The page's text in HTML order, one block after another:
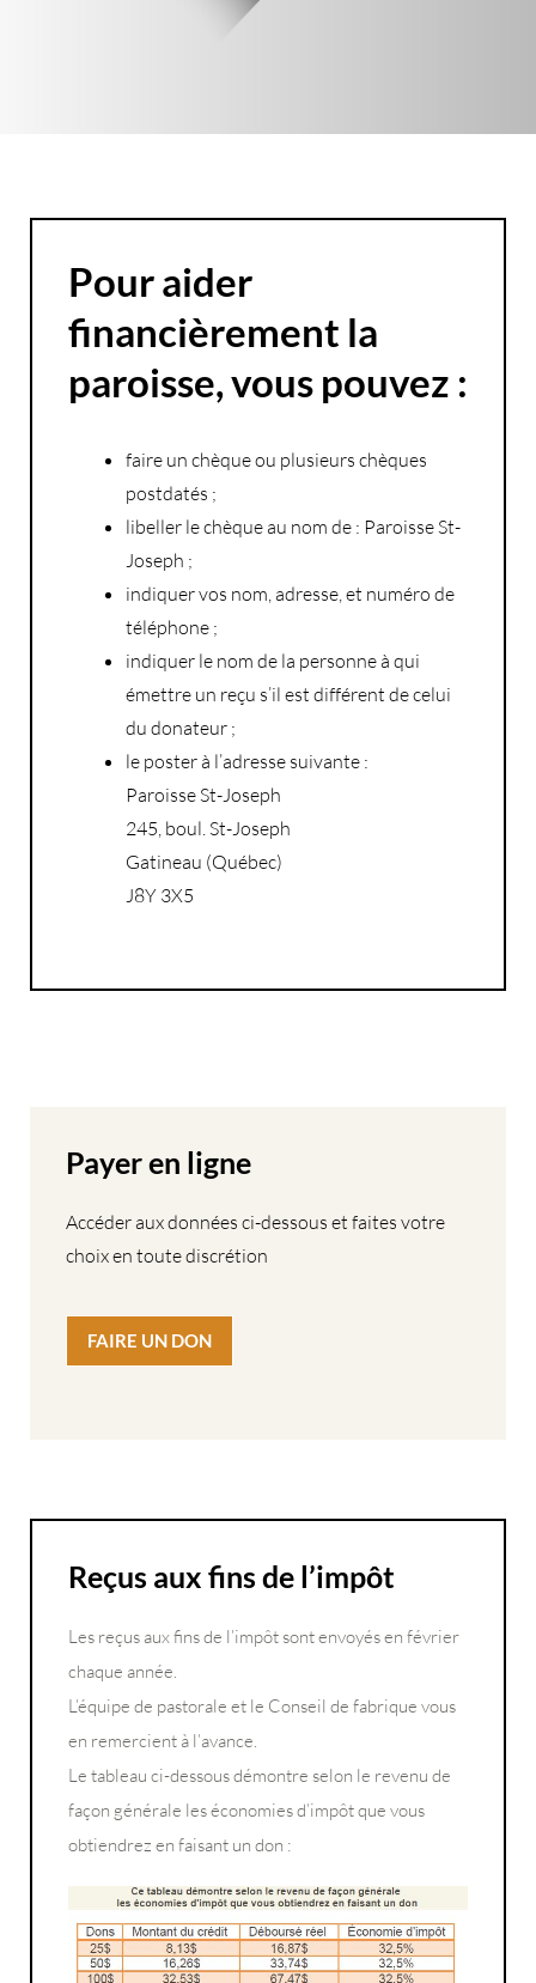
Pour aider
financièrement la
paroisse, vous pouvez :
faire un chèque ou plusieurs chèques
postdatés ;
libeller le chèque au nom de : Paroisse St-
Joseph ;
indiquer vos nom, adresse, et numéro de
téléphone ;
indiquer le nom de la personne à qui
émettre un reçu s’il est différent de celui
du donateur ;
le poster à l’adresse suivante :
Paroisse St-Joseph
245, boul. St-Joseph
Gatineau (Québec)
J8Y 3X5
Payer en ligne
Accéder aux données ci-dessous et faites votre
choix en toute discrétion
FAIRE UN DON
Reçus aux fins de l’impôt
Les reçus aux fins de l’impôt sont envoyés en février
chaque année.
L’équipe de pastorale et le Conseil de fabrique vous
en remercient à l’avance.
Le tableau ci-dessous démontre selon le revenu de
façon générale les économies d’impôt que vous
obtiendrez en faisant un don :